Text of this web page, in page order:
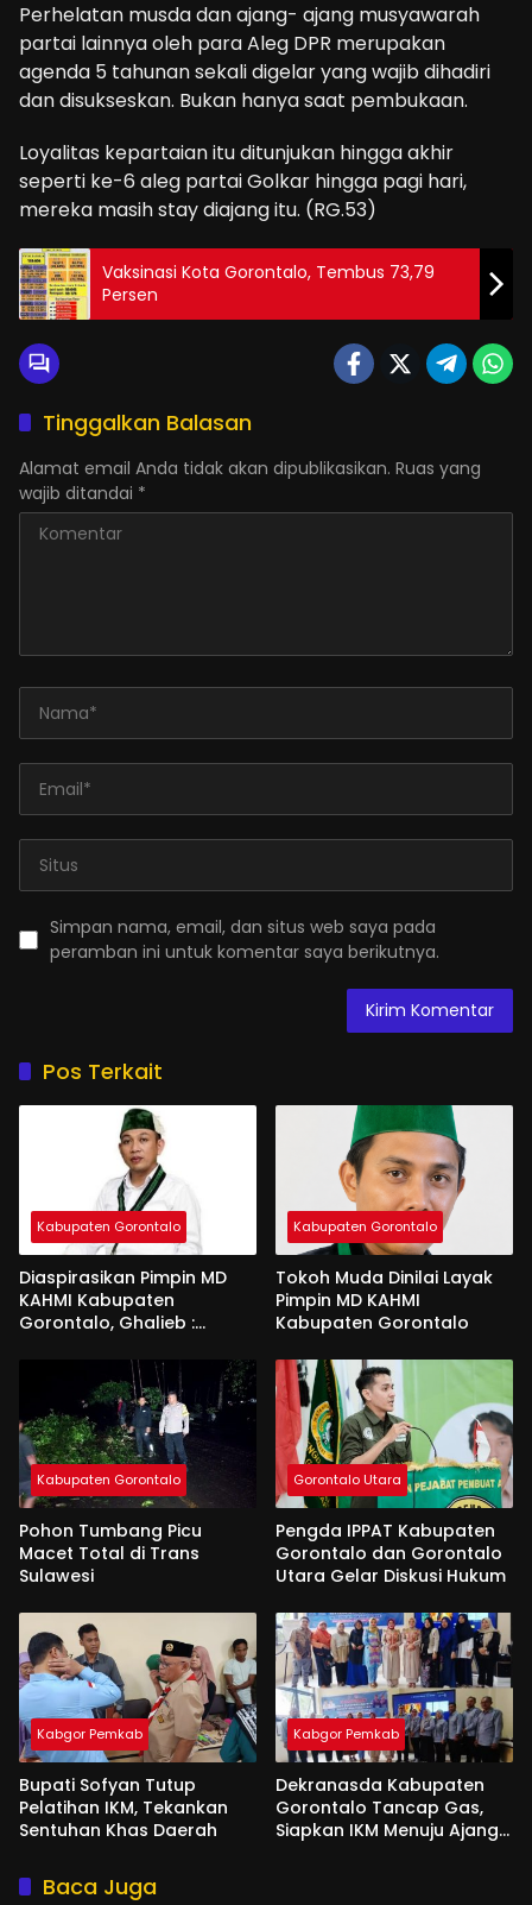
Perhelatan musda dan ajang- ajang musyawarah
partai lainnya oleh para Aleg DPR merupakan
agenda 5 tahunan sekali digelar yang wajib dihadiri
dan disukseskan. Bukan hanya saat pembukaan.
Loyalitas kepartaian itu ditunjukan hingga akhir
seperti ke-6 aleg partai Golkar hingga pagi hari,
mereka masih stay diajang itu. (RG.53)
Vaksinasi Kota Gorontalo, Tembus 73,79
Persen
Tinggalkan Balasan
Alamat email Anda tidak akan dipublikasikan. Ruas yang
wajib ditandai *
Simpan nama, email, dan situs web saya pada
peramban ini untuk komentar saya berikutnya.
Pos Terkait
Kabupaten Gorontalo
Diaspirasikan Pimpin MD
KAHMI Kabupaten
Gorontalo, Ghalieb :
Kabupaten Gorontalo
Tokoh Muda Dinilai Layak
Pimpin MD KAHMI
Kabupaten Gorontalo
Kabupaten Gorontalo
Pohon Tumbang Picu
Macet Total di Trans
Sulawesi
Gorontalo Utara
Pengda IPPAT Kabupaten
Gorontalo dan Gorontalo
Utara Gelar Diskusi Hukum
Kabgor Pemkab
Bupati Sofyan Tutup
Pelatihan IKM, Tekankan
Sentuhan Khas Daerah
Kabgor Pemkab
Dekranasda Kabupaten
Gorontalo Tancap Gas,
Siapkan IKM Menuju Ajang
Baca Juga